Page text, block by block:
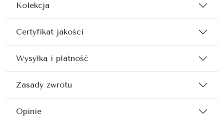
Kolekcja
Certyfikat jakości
Wysyłka i płatność
Zasady zwrotu
Opinie